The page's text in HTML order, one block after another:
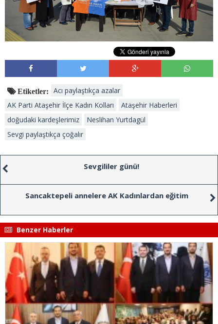
Etiketler:
Acı paylaştıkça azalar
AK Parti Ataşehir İlçe Kadın Kolları
Ataşehir Haberleri
doğudaki kardeşlerimiz
Neslihan Yurtdagül
Sevgi paylaştıkça çoğalır
Sevgililer günü!
Sancaktepeli annelere AK Kadınlardan eğitim
Benzer Haberler